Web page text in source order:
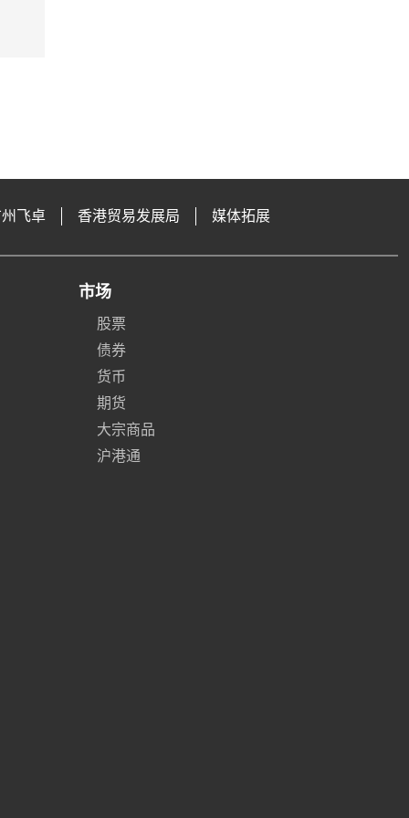
飞卓 香港贸易发展局 媒体拓展
市场
股票
债券
货币
期货
大宗商品
沪港通